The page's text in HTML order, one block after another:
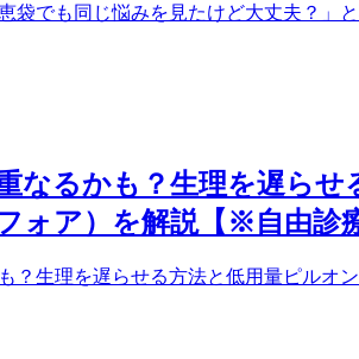
袋でも同じ悩みを見たけど大丈夫？」
なるかも？生理を遅ら
ォア）を解説【※自由診
？生理を遅らせる方法と低用量ピルオ